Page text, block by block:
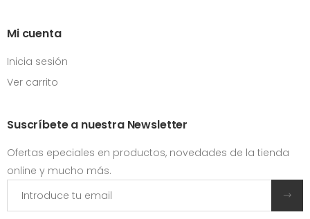
Mi cuenta
Inicia sesión
Ver carrito
Suscríbete a nuestra Newsletter
Ofertas epeciales en productos, novedades de la tienda
online y mucho más.